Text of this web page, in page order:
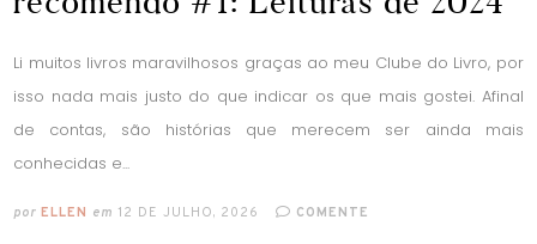
Li muitos livros maravilhosos graças ao meu Clube do Livro, por
isso nada mais justo do que indicar os que mais gostei. Afinal
de contas, são histórias que merecem ser ainda mais
conhecidas e...
por ELLEN em 12 DE JULHO, 2026 COMENTE